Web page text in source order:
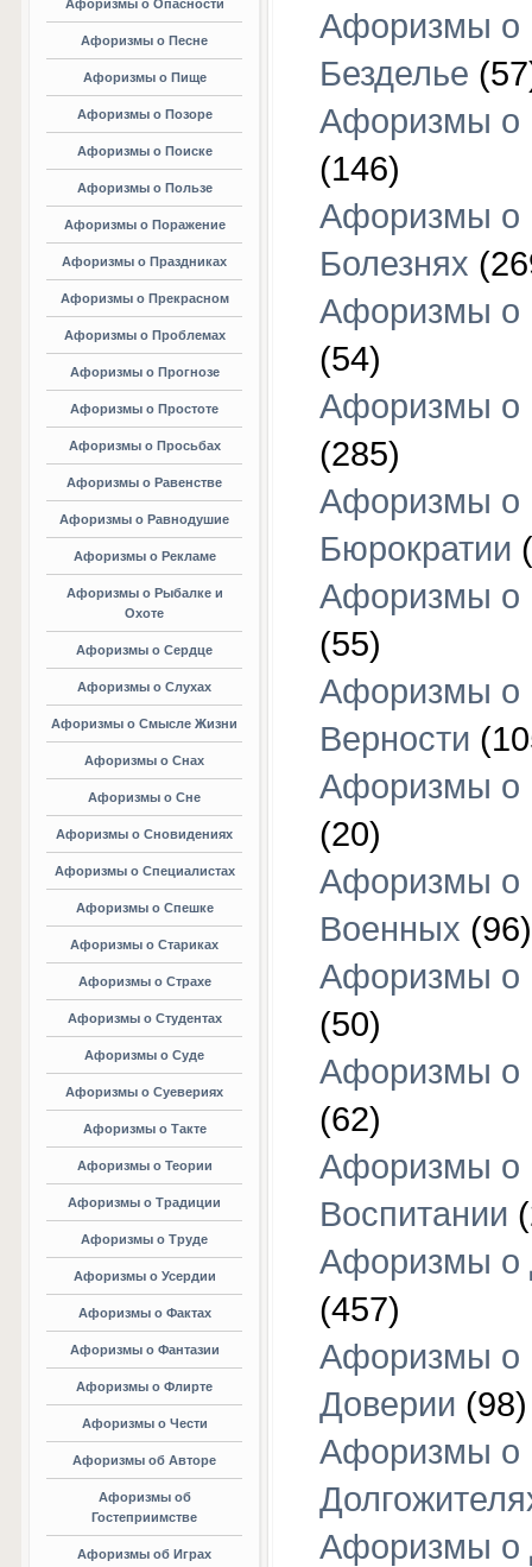
Афоризмы о Опасности
Афоризмы о Песне
Афоризмы о Пище
Афоризмы о Позоре
Афоризмы о Поиске
Афоризмы о Пользе
Афоризмы о Поражение
Афоризмы о Праздниках
Афоризмы о Прекрасном
Афоризмы о Проблемах
Афоризмы о Прогнозе
Афоризмы о Простоте
Афоризмы о Просьбах
Афоризмы о Равенстве
Афоризмы о Равнодушие
Афоризмы о Рекламе
Афоризмы о Рыбалке и
Охоте
Афоризмы о Сердце
Афоризмы о Слухах
Афоризмы о Смысле Жизни
Афоризмы о Снах
Афоризмы о Сне
Афоризмы о Сновидениях
Афоризмы о Специалистах
Афоризмы о Спешке
Афоризмы о Стариках
Афоризмы о Страхе
Афоризмы о Студентах
Афоризмы о Суде
Афоризмы о Суевериях
Афоризмы о Такте
Афоризмы о Теории
Афоризмы о Традиции
Афоризмы о Труде
Афоризмы о Усердии
Афоризмы о Фактах
Афоризмы о Фантазии
Афоризмы о Флирте
Афоризмы о Чести
Афоризмы об Авторе
Афоризмы об
Гостеприимстве
Афоризмы об Играх
Афоризмы о
Безделье
Афоризмы о
(146)
Афоризмы о
Болезнях
Афоризмы о
(54)
Афоризмы о
(285)
Афоризмы о
Бюрократии
Афоризмы о
(55)
Афоризмы о
Верности
Афоризмы о
(20)
Афоризмы о
Военных (96)
Афоризмы о
(50)
Афоризмы о
(62)
Афоризмы о
Воспитании
Афоризмы о
(457)
Афоризмы о
Доверии (98)
Афоризмы о
Афоризмы о